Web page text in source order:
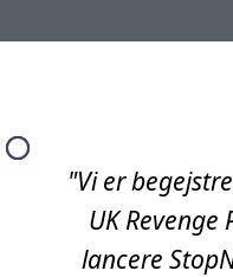
"Vi er
UK
lancere